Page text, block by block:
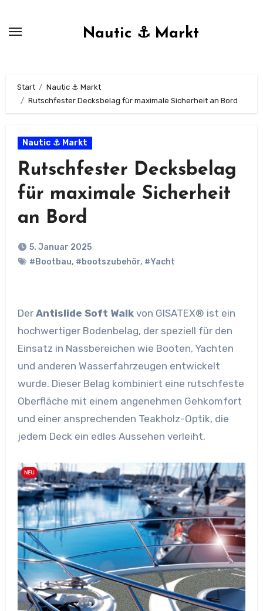
Nautic ⚓ Markt
Start
Nautic ⚓ Markt
Rutschfester Decksbelag für maximale Sicherheit an Bord
Nautic ⚓ Markt
Rutschfester Decksbelag
für maximale Sicherheit
an Bord
5. Januar 2025
#Bootbau, #bootszubehör, #Yacht
Der Antislide Soft Walkvon GISATEX® ist ein
hochwertiger Bodenbelag, der speziell für den
Einsatz in Nassbereichen wie Booten, Yachten
und anderen Wasserfahrzeugen entwickelt
wurde. Dieser Belag kombiniert eine rutschfeste
Oberfläche mit einem angenehmen Gehkomfort
und einer ansprechenden Teakholz-Optik, die
jedem Deck ein edles Aussehen verleiht.